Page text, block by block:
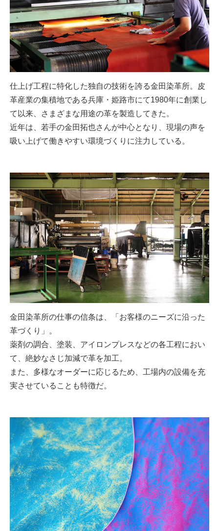
仕上げ工程に特化した独自の技術を誇る金田染革所。皮
革産業の集積地である兵庫・姫路市にて1980年に創業し
て以来、さまざまな用途の革を製造してきた。
近年は、若手の金田拓也さんが中心となり、現場の声を
吸い上げて働きやすい環境づくりに注力している。
金田染革所の仕事の信条は、「お客様のニーズに沿った
革づくり」。
薬剤の調合、塗装、アイロンプレスなどの各工程におい
て、絶妙なさじ加減で革を加工。
また、多様なオーダーに応じるため、工場内の設備を充
実させていることも特徴だ。